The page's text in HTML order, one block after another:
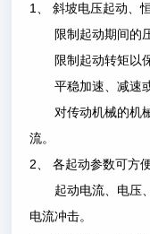
1 、
斜坡电压起动、
限制起动期间的压
限制起动转矩以保
平稳加速、减速或
对传动机械的机械
流。
2、
各起动参数可方
起动电流、电压、
电流冲击。